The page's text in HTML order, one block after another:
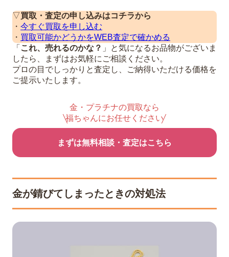
▽買取・査定の申し込みはコチラから
・ 今すぐ買取を申し込む
・ 買取可能かどうかをWEB査定で確かめる
「 これ、売れるのかな？ 」と気になるお品物がございま
したら、まずはお気軽にご相談ください。
プロの目でしっかりと査定し、ご納得いただける価格を
ご提示いたします。
金・プラチナの買取なら
福ちゃんにお任せください
まずは無料相談・査定はこちら
金が錆びてしまったときの対処法